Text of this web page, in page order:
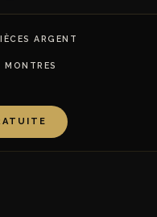
ARGENT
MONTRES